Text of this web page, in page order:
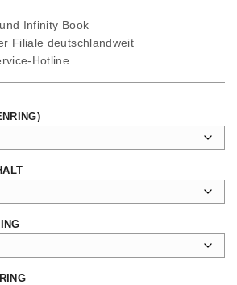
Infinity Book
Filiale deutschlandweit
Hotline